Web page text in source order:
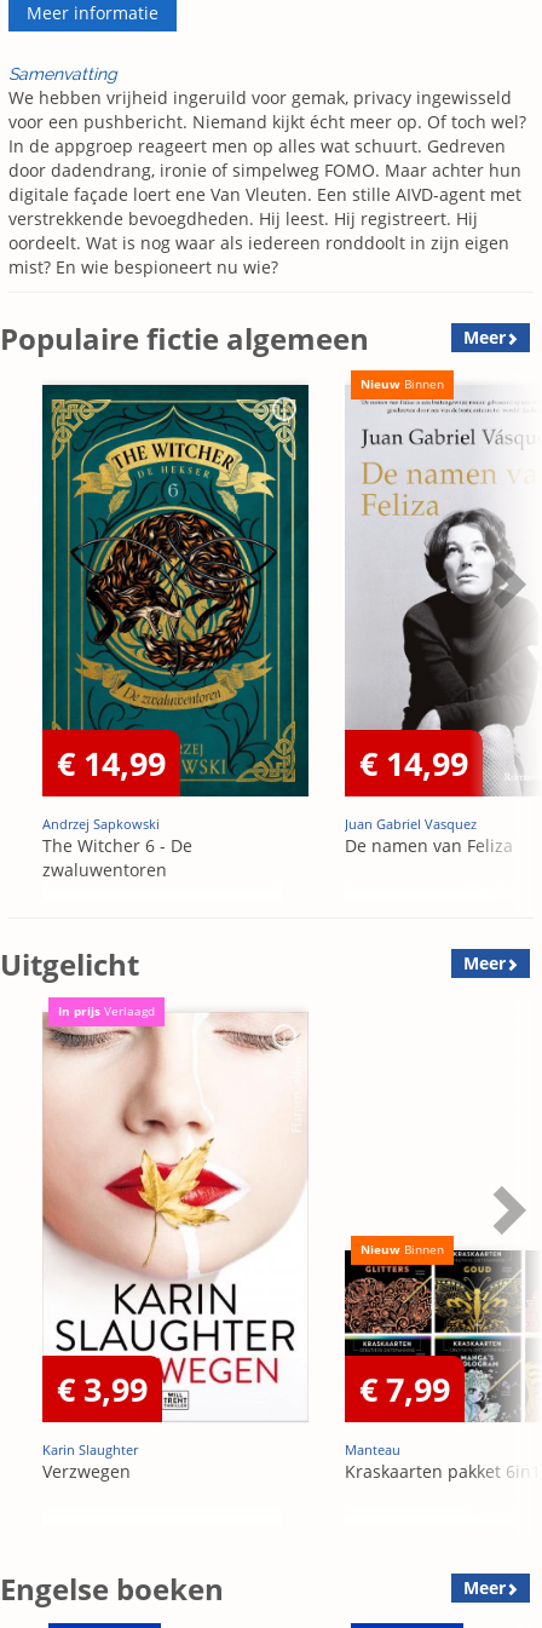
Meer informatie
Samenvatting
We hebben vrijheid ingeruild voor gemak, privacy ingewisseld
voor een pushbericht. Niemand kijkt écht meer op. Of toch wel?
In de appgroep reageert men op alles wat schuurt. Gedreven
door dadendrang, ironie of simpelweg FOMO. Maar achter hun
digitale façade loert ene Van Vleuten. Een stille AIVD-agent met
verstrekkende bevoegdheden. Hij leest. Hij registreert. Hij
oordeelt. Wat is nog waar als iedereen ronddoolt in zijn eigen
mist? En wie bespioneert nu wie?
Populaire fictie algemeen Meer
€ 14,99
Andrzej Sapkowski
The Witcher 6 - De
zwaluwentoren
Nieuw Binnen
€ 14,99
Juan Gabriel Vasquez
De namen van Feliza
Uitgelicht Meer
In prijs Verlaagd
€ 3,99
Karin Slaughter
Verzwegen
Nieuw Binnen
€ 7,99
Manteau
Kraskaarten pakket 6in1
Engelse boeken Meer